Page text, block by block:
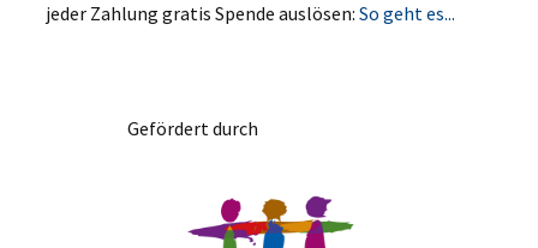
jeder Zahlung gratis Spende auslösen:So geht es...
Gefördert durch